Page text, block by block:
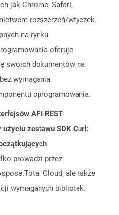
jak Chrome, Safari,
rozszerzeń/wtyczek.
na rynku
oferuje
swoich dokumentów na
wymagania
oprogramowania.
API REST
użyciu zestawu SDK Curl:
prowadzi przez
Cloud, ale także
wymaganych bibliotek.